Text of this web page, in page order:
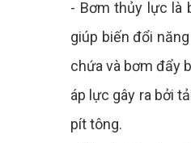
- Bơm thủy lực là
giúp biến đổi
chứa và bơm đẩy
áp lực gây ra bởi
pít tông.